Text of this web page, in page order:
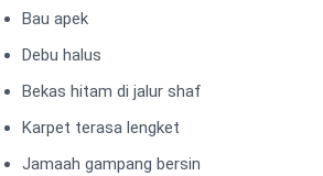
Bau apek
Debu halus
Bekas hitam di jalur shaf
Karpet terasa lengket
Jamaah gampang bersin